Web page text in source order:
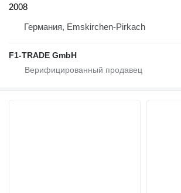
2008
Германия, Emskirchen-Pirkach
F1-TRADE GmbH